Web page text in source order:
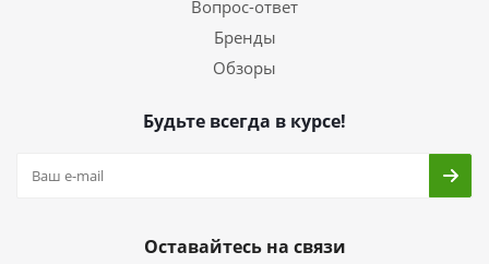
Вопрос-ответ
Бренды
Обзоры
Будьте всегда в курсе!
Оставайтесь на связи